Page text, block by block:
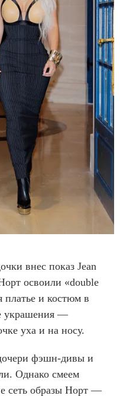
внес показ Jean
освоили «double
платье и костюм в
украшения —
уха и на носу.
фэшн-дивы и
Однако смеем
сеть образы Норт —